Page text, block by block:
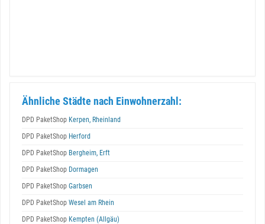
Ähnliche Städte nach Einwohnerzahl:
DPD PaketShop Kerpen, Rheinland
DPD PaketShop Herford
DPD PaketShop Bergheim, Erft
DPD PaketShop Dormagen
DPD PaketShop Garbsen
DPD PaketShop Wesel am Rhein
DPD PaketShop Kempten (Allgäu)